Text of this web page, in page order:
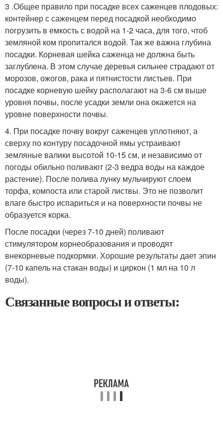
3 .Общее правило при посадке всех саженцев плодовых:
контейнер с саженцем перед посадкой необходимо
погрузить в емкость с водой на 1-2 часа, для того, чтоб
земляной ком пропитался водой. Так же важна глубина
посадки. Корневая шейка саженца не должна быть
заглублена. В этом случае деревья сильнее страдают от
морозов, ожогов, рака и пятнистости листьев. При
посадке корневую шейку располагают на 3-6 см выше
уровня почвы, после усадки земли она окажется на
уровне поверхности почвы.
4. При посадке почву вокруг саженцев уплотняют, а
сверху по контуру посадочной ямы устраивают
земляные валики высотой 10-15 см, и независимо от
погоды обильно поливают (2-3 ведра воды на каждое
растение). После полива лунку мульчируют слоем
торфа, компоста или старой листвы. Это не позволит
влаге быстро испариться и на поверхности почвы не
образуется корка.
После посадки (через 7-10 дней) поливают
стимулятором корнеобразования и проводят
внекорневые подкормки. Хорошие результаты дает эпин
(7-10 капель на стакан воды) и циркон (1 мл на 10 л
воды).
Связанные вопросы и ответы: